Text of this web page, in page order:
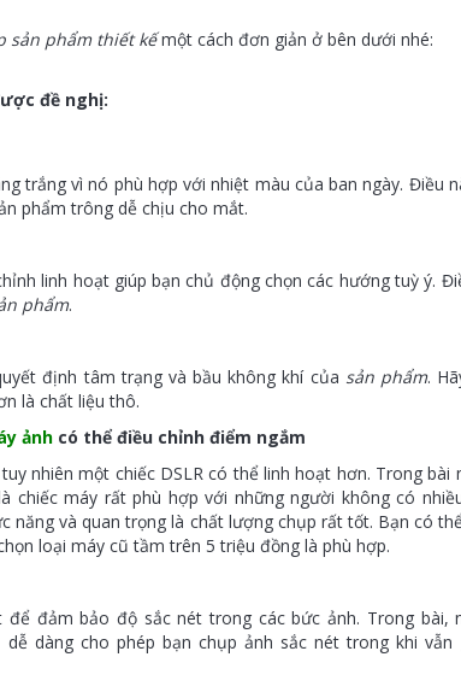
sản phẩm thiết kếmột cách đơn giản ở bên dưới nhé:
đề nghị:
trắng vì nó phù hợp với nhiệt màu của ban ngày. Điều
phẩm trông dễ chịu cho mắt.
linh hoạt giúp bạn chủ động chọn các hướng tuỳ ý.
phẩm.
định tâm trạng và bầu không khí của sản phẩm.
là chất liệu thô.
ảnh có thể điều chỉnh điểm ngắm
nhiên một chiếc DSLR có thể linh hoạt hơn. Trong bài
chiếc máy rất phù hợp với những người không có
năng và quan trọng là chất lượng chụp rất tốt. Bạn có
loại máy cũ tầm trên 5 triệu đồng là phù hợp.
đảm bảo độ sắc nét trong các bức ảnh. Trong bài,
dàng cho phép bạn chụp ảnh sắc nét trong khi